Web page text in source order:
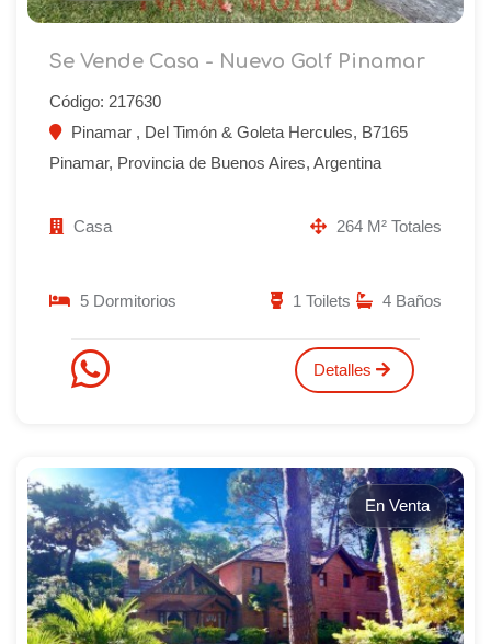
Se Vende Casa - Nuevo Golf Pinamar
Código: 217630
Pinamar , Del Timón & Goleta Hercules, B7165
Pinamar, Provincia de Buenos Aires, Argentina
Casa 264 M² Totales
5 Dormitorios 4 Baños
1 Toilets
Detalles
En Venta